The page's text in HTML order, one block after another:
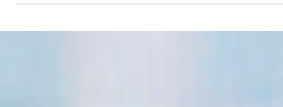
principais marcas de mercados, honramos uma
história marcada por paixão, inovação e